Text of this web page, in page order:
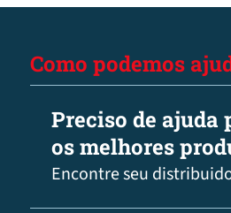
Como podemos
Preciso de ajuda
os melhores
Encontre seu